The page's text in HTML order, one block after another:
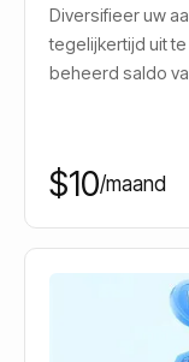
Diversifieer uw
tegelijkertijd uit
beheerd saldo
$10/maand